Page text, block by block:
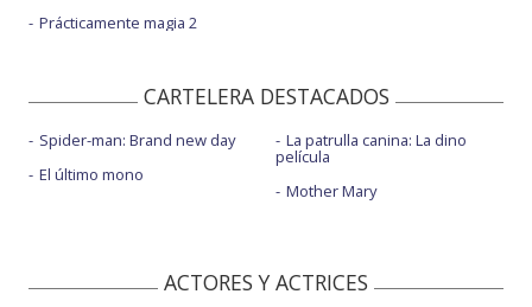
Prácticamente magia 2
CARTELERA DESTACADOS
Spider-man: Brand new day
El último mono
La patrulla canina: La dino
película
Mother Mary
ACTORES Y ACTRICES